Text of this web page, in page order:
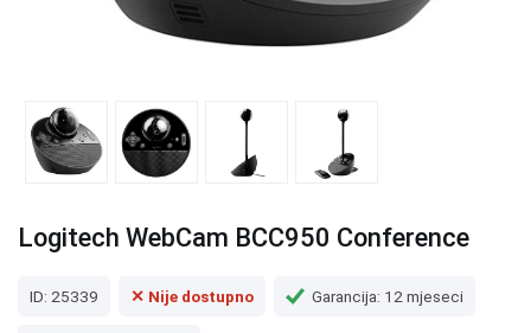
Logitech WebCam BCC950 Conference
ID: 25339 ✕ Nije dostupno Garancija: 12 mjeseci